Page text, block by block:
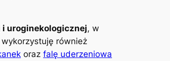
uroginekologicznej, w
wykorzystuję również
oraz falę uderzeniowa